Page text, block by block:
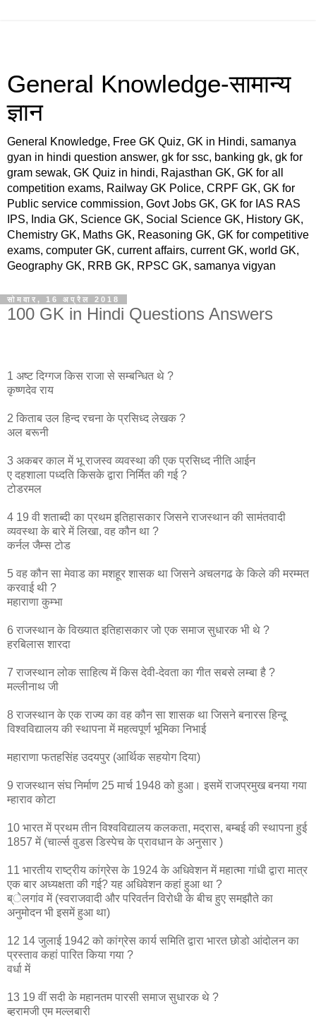
General Knowledge-सामान्य
ज्ञान
General Knowledge, Free GK Quiz, GK in Hindi, samanya
gyan in hindi question answer, gk for ssc, banking gk, gk for
gram sewak, GK Quiz in hindi, Rajasthan GK, GK for all
competition exams, Railway GK Police, CRPF GK, GK for
Public service commission, Govt Jobs GK, GK for IAS RAS
IPS, India GK, Science GK, Social Science GK, History GK,
Chemistry GK, Maths GK, Reasoning GK, GK for competitive
exams, computer GK, current affairs, current GK, world GK,
Geography GK, RRB GK, RPSC GK, samanya vigyan
सोमवार, 16 अप्रैल 2018
100 GK in Hindi Questions Answers
1 अष्ट दिग्गज किस राजा से सम्बन्धित थे ?
कृष्णदेव राय
2 किताब उल हिन्द रचना के प्रसिध्द लेखक ?
अल बरूनी
3 अकबर काल में भू राजस्व व्यवस्था की एक प्रसिध्द नीति आईन
ए दहशाला पध्दति किसके द्वारा निर्मित की गई ?
टोडरमल
4 19 वी शताब्दी का प्रथम इतिहासकार जिसने राजस्थान की सामंतवादी
व्यवस्था के बारे में लिखा, वह कौन था ?
कर्नल जैम्स टोड
5 वह कौन सा मेवाड का मशहूर शासक था जिसने अचलगढ के किले की मरम्मत
करवाई थी ?
महाराणा कुम्भा
6 राजस्थान के विख्यात इतिहासकार जो एक समाज सुधारक भी थे ?
हरबिलास शारदा
7 राजस्थान लोक साहित्य में किस देवी-देवता का गीत सबसे लम्बा है ?
मल्लीनाथ जी
8 राजस्थान के एक राज्य का वह कौन सा शासक था जिसने बनारस हिन्दू
विश्वविद्यालय की स्थापना में महत्वपूर्ण भूमिका निभाई
महाराणा फतहसिंह उदयपुर (आर्थिक सहयोग दिया)
9 राजस्थान संघ निर्माण 25 मार्च 1948 को हुआ। इसमें राजप्रमुख बनया गया
म्हाराव कोटा
10 भारत में प्रथम तीन विश्वविद्यालय कलकता, मद्रास, बम्बई की स्थापना हुई
1857 में (चार्ल्स वुडस डिस्पेच के प्रावधान के अनुसार )
11 भारतीय राष्ट्रीय कांग्रेस के 1924 के अधिवेशन में महात्मा गांधी द्वारा मात्र
एक बार अध्यक्षता की गई? यह अधिवेशन कहां हुआ था ?
ब्ेलगांव में (स्वराजवादी और परिवर्तन विरोधी के बीच हुए समझौते का
अनुमोदन भी इसमें हुआ था)
12 14 जुलाई 1942 को कांग्रेस कार्य समिति द्वारा भारत छोडो आंदोलन का
प्रस्ताव कहां पारित किया गया ?
वर्धा में
13 19 वीं सदी के महानतम पारसी समाज सुधारक थे ?
ब्हरामजी एम मल्लबारी